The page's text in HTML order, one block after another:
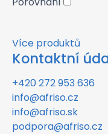
Více produktů
Kontaktní
+420 272 953 636
info@afriso.cz
info@afriso.sk
podpora@afriso.cz